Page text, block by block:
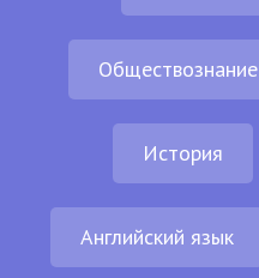
Обществознание
История
Английский язык